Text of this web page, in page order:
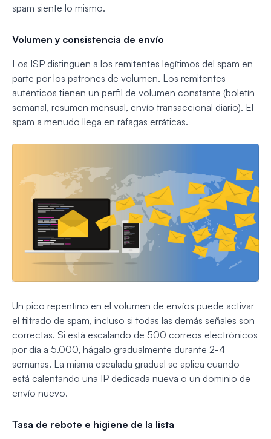
spam siente lo mismo.
Volumen y consistencia de envío
Los ISP distinguen a los remitentes legítimos del spam en
parte por los patrones de volumen. Los remitentes
auténticos tienen un perfil de volumen constante (boletín
semanal, resumen mensual, envío transaccional diario). El
spam a menudo llega en ráfagas erráticas.
Un pico repentino en el volumen de envíos puede activar
el filtrado de spam, incluso si todas las demás señales son
correctas. Si está escalando de 500 correos electrónicos
por día a 5.000, hágalo gradualmente durante 2-4
semanas. La misma escalada gradual se aplica cuando
está calentando una IP dedicada nueva o un dominio de
envío nuevo.
Tasa de rebote e higiene de la lista